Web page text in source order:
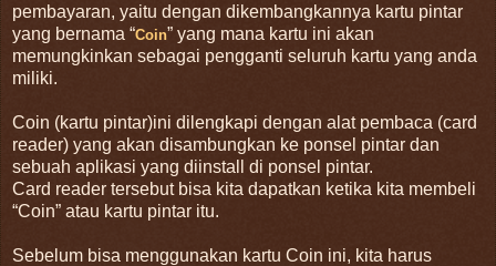
pembayaran, yaitu dengan dikembangkannya kartu pintar
yang bernama “Coin” yang mana kartu ini akan
memungkinkan sebagai pengganti seluruh kartu yang anda
miliki.
Coin (kartu pintar)ini dilengkapi dengan alat pembaca (card
reader) yang akan disambungkan ke ponsel pintar dan
sebuah aplikasi yang diinstall di ponsel pintar.
Card reader tersebut bisa kita dapatkan ketika kita membeli
“Coin” atau kartu pintar itu.
Sebelum bisa menggunakan kartu Coin ini, kita harus